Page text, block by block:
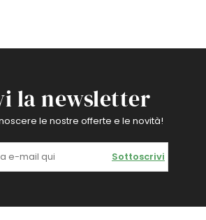
la newsletter
le nostre offerte e le novità!
Sottoscrivi